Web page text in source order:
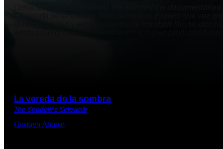
La vereda de la sombra
The Shadow's Sidewalk
Gustavo Alonso